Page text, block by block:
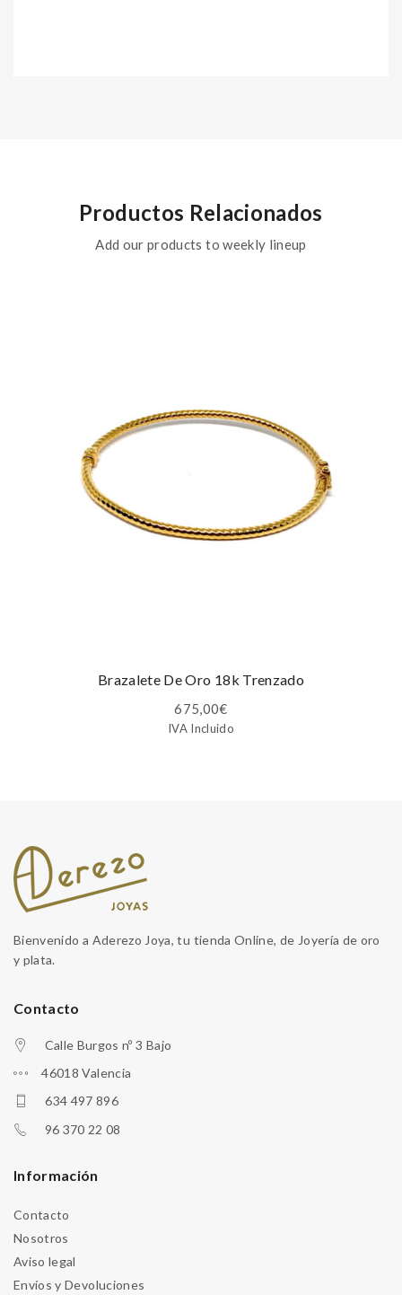
Productos Relacionados
Add our products to weekly lineup
Brazalete De Oro 18k Trenzado
675,00€
IVA Incluido
Bienvenido a Aderezo Joya, tu tienda Online, de Joyería de oro
y plata.
Contacto
Calle Burgos nº 3 Bajo
46018 Valencia
634 497 896
96 370 22 08
Información
Contacto
Nosotros
Aviso legal
Envíos y Devoluciones